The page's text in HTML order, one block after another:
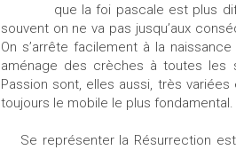
que la foi pascale est plus
souvent on ne va pas jusqu’aux
On s’arrête facilement à la
aménage des crèches à toutes les
Passion sont, elles aussi, très
toujours le mobile le plus
Se représenter la Résurrection est